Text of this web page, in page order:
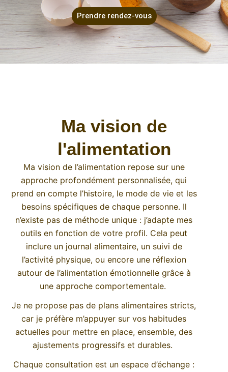
Prendre rendez-vous
Ma vision de
l'alimentation
Ma vision de l’alimentation repose sur une
approche profondément personnalisée, qui
prend en compte l’histoire, le mode de vie et les
besoins spécifiques de chaque personne. Il
n’existe pas de méthode unique : j’adapte mes
outils en fonction de votre profil. Cela peut
inclure un journal alimentaire, un suivi de
l’activité physique, ou encore une réflexion
autour de l’alimentation émotionnelle grâce à
une approche comportementale.
Je ne propose pas de plans alimentaires stricts,
car je préfère m’appuyer sur vos habitudes
actuelles pour mettre en place, ensemble, des
ajustements progressifs et durables.
Chaque consultation est un espace d’échange :